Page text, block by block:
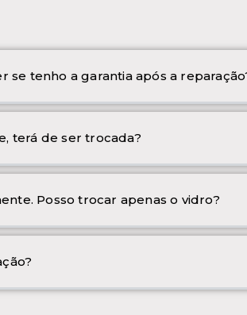
se tenho a garantia após a
terá de ser trocada?
Posso trocar apenas o vidro?